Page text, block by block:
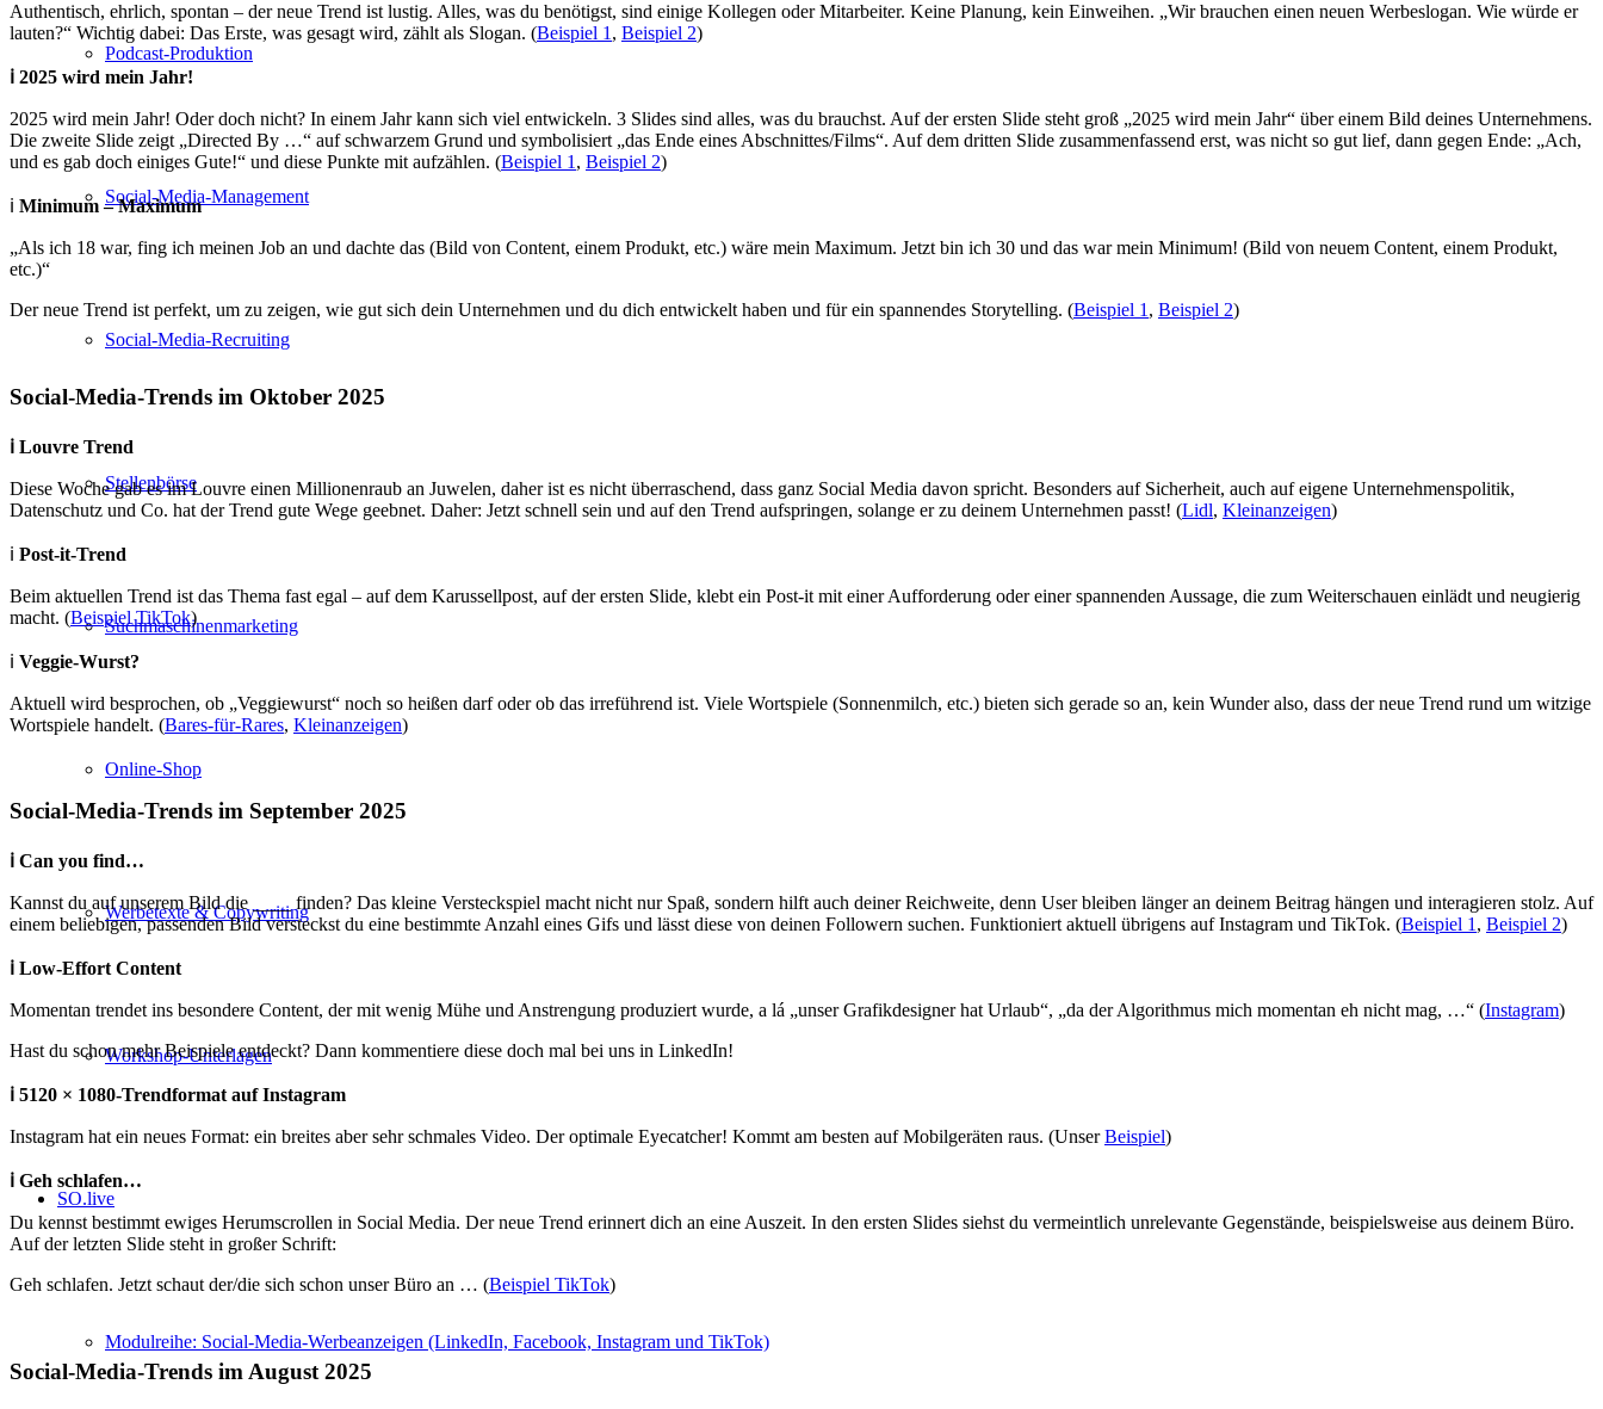
Podcast-Produktion
Social-Media-Management
Social-Media-Recruiting
Stellenbörse
Suchmaschinenmarketing
Online-Shop
Werbetexte & Copywriting
Workshop-Unterlagen
SO.live
Modulreihe: Social-Media-Werbeanzeigen (LinkedIn, Facebook, Instagram und TikTok)
Authentisch, ehrlich, spontan – der neue Trend ist lustig. Alles, was du benötigst, sind einige Kollegen oder Mitarbeiter. Keine Planung, kein Einweihen. „Wir brauchen einen neuen Werbeslogan. Wie würde er
lauten?“ Wichtig dabei: Das Erste, was gesagt wird, zählt als Slogan. (Beispiel 1 , Beispiel 2)
ℹ️ 2025 wird mein Jahr!
2025 wird mein Jahr! Oder doch nicht? In einem Jahr kann sich viel entwickeln. 3 Slides sind alles, was du brauchst. Auf der ersten Slide steht groß „2025 wird mein Jahr“ über einem Bild deines Unternehmens.
Die zweite Slide zeigt „Directed By …“ auf schwarzem Grund und symbolisiert „das Ende eines Abschnittes/Films“. Auf dem dritten Slide zusammenfassend erst, was nicht so gut lief, dann gegen Ende: „Ach,
und es gab doch einiges Gute!“ und diese Punkte mit aufzählen. (Beispiel 1 , Beispiel 2)
ℹ️ Minimum – Maximum
„Als ich 18 war, fing ich meinen Job an und dachte das (Bild von Content, einem Produkt, etc.) wäre mein Maximum. Jetzt bin ich 30 und das war mein Minimum! (Bild von neuem Content, einem Produkt,
etc.)“
Der neue Trend ist perfekt, um zu zeigen, wie gut sich dein Unternehmen und du dich entwickelt haben und für ein spannendes Storytelling. (Beispiel 1 , Beispiel 2)
Social-Media-Trends im Oktober 2025
ℹ️ Louvre Trend
Diese Woche gab es im Louvre einen Millionenraub an Juwelen, daher ist es nicht überraschend, dass ganz Social Media davon spricht. Besonders auf Sicherheit, auch auf eigene Unternehmenspolitik,
Datenschutz und Co. hat der Trend gute Wege geebnet. Daher: Jetzt schnell sein und auf den Trend aufspringen, solange er zu deinem Unternehmen passt! (Lidl, Kleinanzeigen)
ℹ️ Post-it-Trend
Beim aktuellen Trend ist das Thema fast egal – auf dem Karussellpost, auf der ersten Slide, klebt ein Post-it mit einer Aufforderung oder einer spannenden Aussage, die zum Weiterschauen einlädt und neugierig
macht. (Beispiel TikTok)
ℹ️ Veggie-Wurst?
Aktuell wird besprochen, ob „Veggiewurst“ noch so heißen darf oder ob das irreführend ist. Viele Wortspiele (Sonnenmilch, etc.) bieten sich gerade so an, kein Wunder also, dass der neue Trend rund um witzige
Wortspiele handelt. (Bares-für-Rares, Kleinanzeigen)
Social-Media-Trends im September 2025
ℹ️ Can you find…
Kannst du auf unserem Bild die ____ finden? Das kleine Versteckspiel macht nicht nur Spaß, sondern hilft auch deiner Reichweite, denn User bleiben länger an deinem Beitrag hängen und interagieren stolz. Auf
einem beliebigen, passenden Bild versteckst du eine bestimmte Anzahl eines Gifs und lässt diese von deinen Followern suchen. Funktioniert aktuell übrigens auf Instagram und TikTok. (Beispiel 1 , Beispiel 2)
ℹ️ Low-Effort Content
Momentan trendet ins besondere Content, der mit wenig Mühe und Anstrengung produziert wurde, a lá „unser Grafikdesigner hat Urlaub“, „da der Algorithmus mich momentan eh nicht mag, …“ (Instagram)
Hast du schon mehr Beispiele entdeckt? Dann kommentiere diese doch mal bei uns in LinkedIn!
ℹ️ 5120 × 1080-Trendformat auf Instagram
Instagram hat ein neues Format: ein breites aber sehr schmales Video. Der optimale Eyecatcher! Kommt am besten auf Mobilgeräten raus. (UnserBeispiel)
ℹ️ Geh schlafen…
Du kennst bestimmt ewiges Herumscrollen in Social Media. Der neue Trend erinnert dich an eine Auszeit. In den ersten Slides siehst du vermeintlich unrelevante Gegenstände, beispielsweise aus deinem Büro.
Auf der letzten Slide steht in großer Schrift:
Geh schlafen. Jetzt schaut der/die sich schon unser Büro an … (Beispiel TikTok)
Social-Media-Trends im August 2025